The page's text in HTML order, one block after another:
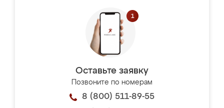
Оставьте заявку
Позвоните по номерам
8 (800) 511-89-55